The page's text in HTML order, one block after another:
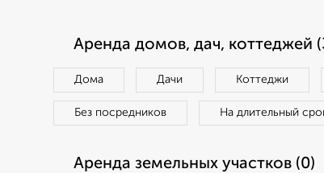
Аренда домов, дач, коттеджей
Дома Дачи Коттеджи
Без посредников На длительный
Аренда земельных участков (0)